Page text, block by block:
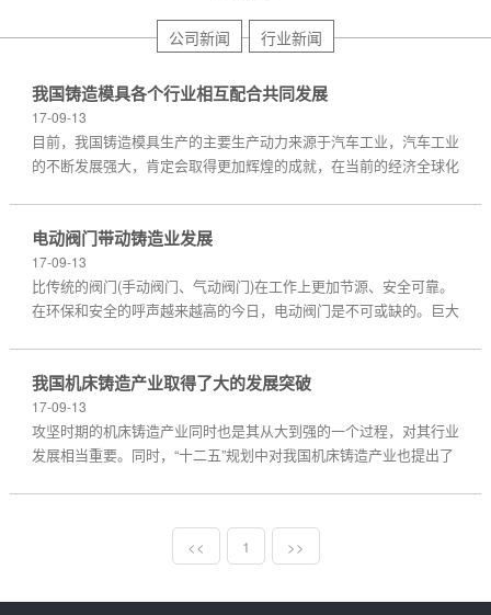
公司新闻 行业新闻
我国铸造模具各个行业相互配合共同发展
17-09-13
目前，我国铸造模具生产的主要生产动力来源于汽车工业，汽车工业
的不断发展强大，肯定会取得更加辉煌的成就，在当前的经济全球化
电动阀门带动铸造业发展
17-09-13
比传统的阀门(手动阀门、气动阀门)在工作上更加节源、安全可靠。
在环保和安全的呼声越来越高的今日，电动阀门是不可或缺的。巨大
我国机床铸造产业取得了大的发展突破
17-09-13
攻坚时期的机床铸造产业同时也是其从大到强的一个过程，对其行业
发展相当重要。同时，“十二五”规划中对我国机床铸造产业也提出了
<< 1 >>